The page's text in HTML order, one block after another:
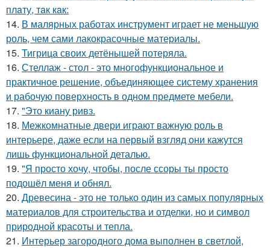
плaту, тaк кaк:
14. В малярных работах инструмент играет не меньшую
роль, чем сами лакокрасочные материалы.
15. Тигрица своих детёнышей потеряла.
16. Стеллаж - стол - это многофункциональное и
практичное решение, объединяющее систему хранения
и рабочую поверхность в одном предмете мебели.
17. "Это киану ривз.
18. Межкомнатные двери играют важную роль в
интерьере, даже если на первый взгляд они кажутся
лишь функциональной деталью.
19. "Я просто хочу, чтобы, после ссоры ты просто
подошёл меня и обнял.
20. Древесина - это не только один из самых популярных
материалов для строительства и отделки, но и символ
природной красоты и тепла.
21. Интерьер загородного дома выполнен в светлой,